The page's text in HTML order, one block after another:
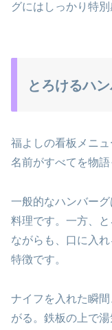
グにはしっかり特
とろけるハ
福よしの看板メニ
名前がすべてを物語
一般的なハンバー
料理です。一方、
ながらも、口に入
特徴です。
ナイフを入れた瞬
がる。鉄板の上で